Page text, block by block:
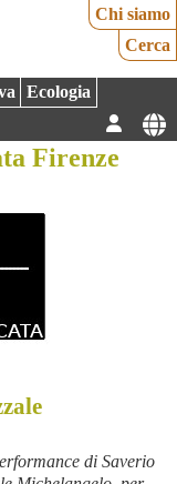
Chi siamo
Cerca
Ecologia
Firenze
di Saverio